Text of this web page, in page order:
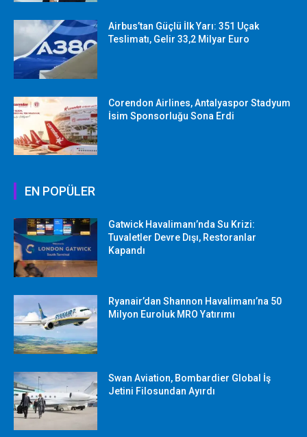
Airbus’tan Güçlü İlk Yarı: 351 Uçak
Teslimatı, Gelir 33,2 Milyar Euro
Corendon Airlines, Antalyaspor Stadyum
İsim Sponsorluğu Sona Erdi
EN POPÜLER
Gatwick Havalimanı’nda Su Krizi:
Tuvaletler Devre Dışı, Restoranlar
Kapandı
Ryanair’dan Shannon Havalimanı’na 50
Milyon Euroluk MRO Yatırımı
Swan Aviation, Bombardier Global İş
Jetini Filosundan Ayırdı